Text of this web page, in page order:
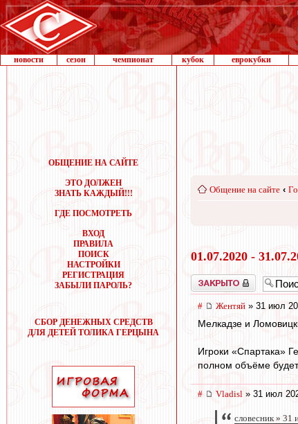
новости сезон чемпионат кубок еврокубки
ОБЩЕНИЕ НА САЙТЕ
ЭТО ДОЛЖЕН
ЗНАТЬ КАЖДЫЙ!!!
ГДЕ ПОСМОТРЕТЬ
ВХОД
ПРАВИЛА
ПОИСК
НАСТРОЙКИ
РЕГИСТРАЦИЯ
ЗАБЫЛИ ПАРОЛЬ?
СБОР ДЕНЕЖНЫХ СРЕДСТВ
ДЛЯ ДЕТЕЙ ТОЛИКА ГЕРЦЫНА
Общение на сайте ‹
01.07.2020 -
Закрыто
# Жентяй » 31 июл
Мелкадзе и
Игроки «Спартака»
полном объёме
# Vladisl » 31 июл
словесник » 31